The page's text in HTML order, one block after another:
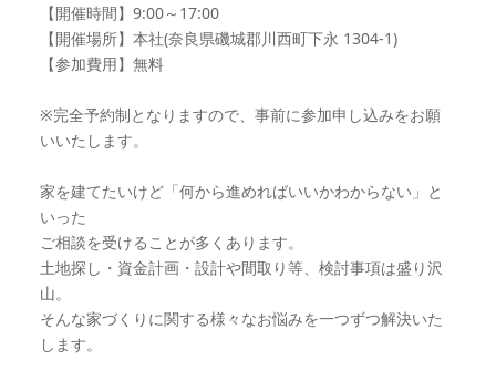
【開催時間】9:00～17:00
【開催場所】本社(奈良県磯城郡川西町下永 1304-1)
【参加費用】無料
※完全予約制となりますので、事前に参加申し込みをお願
いいたします。
家を建てたいけど「何から進めればいいかわからない」と
いった
ご相談を受けることが多くあります。
土地探し・資金計画・設計や間取り等、検討事項は盛り沢
山。
そんな家づくりに関する様々なお悩みを一つずつ解決いた
します。